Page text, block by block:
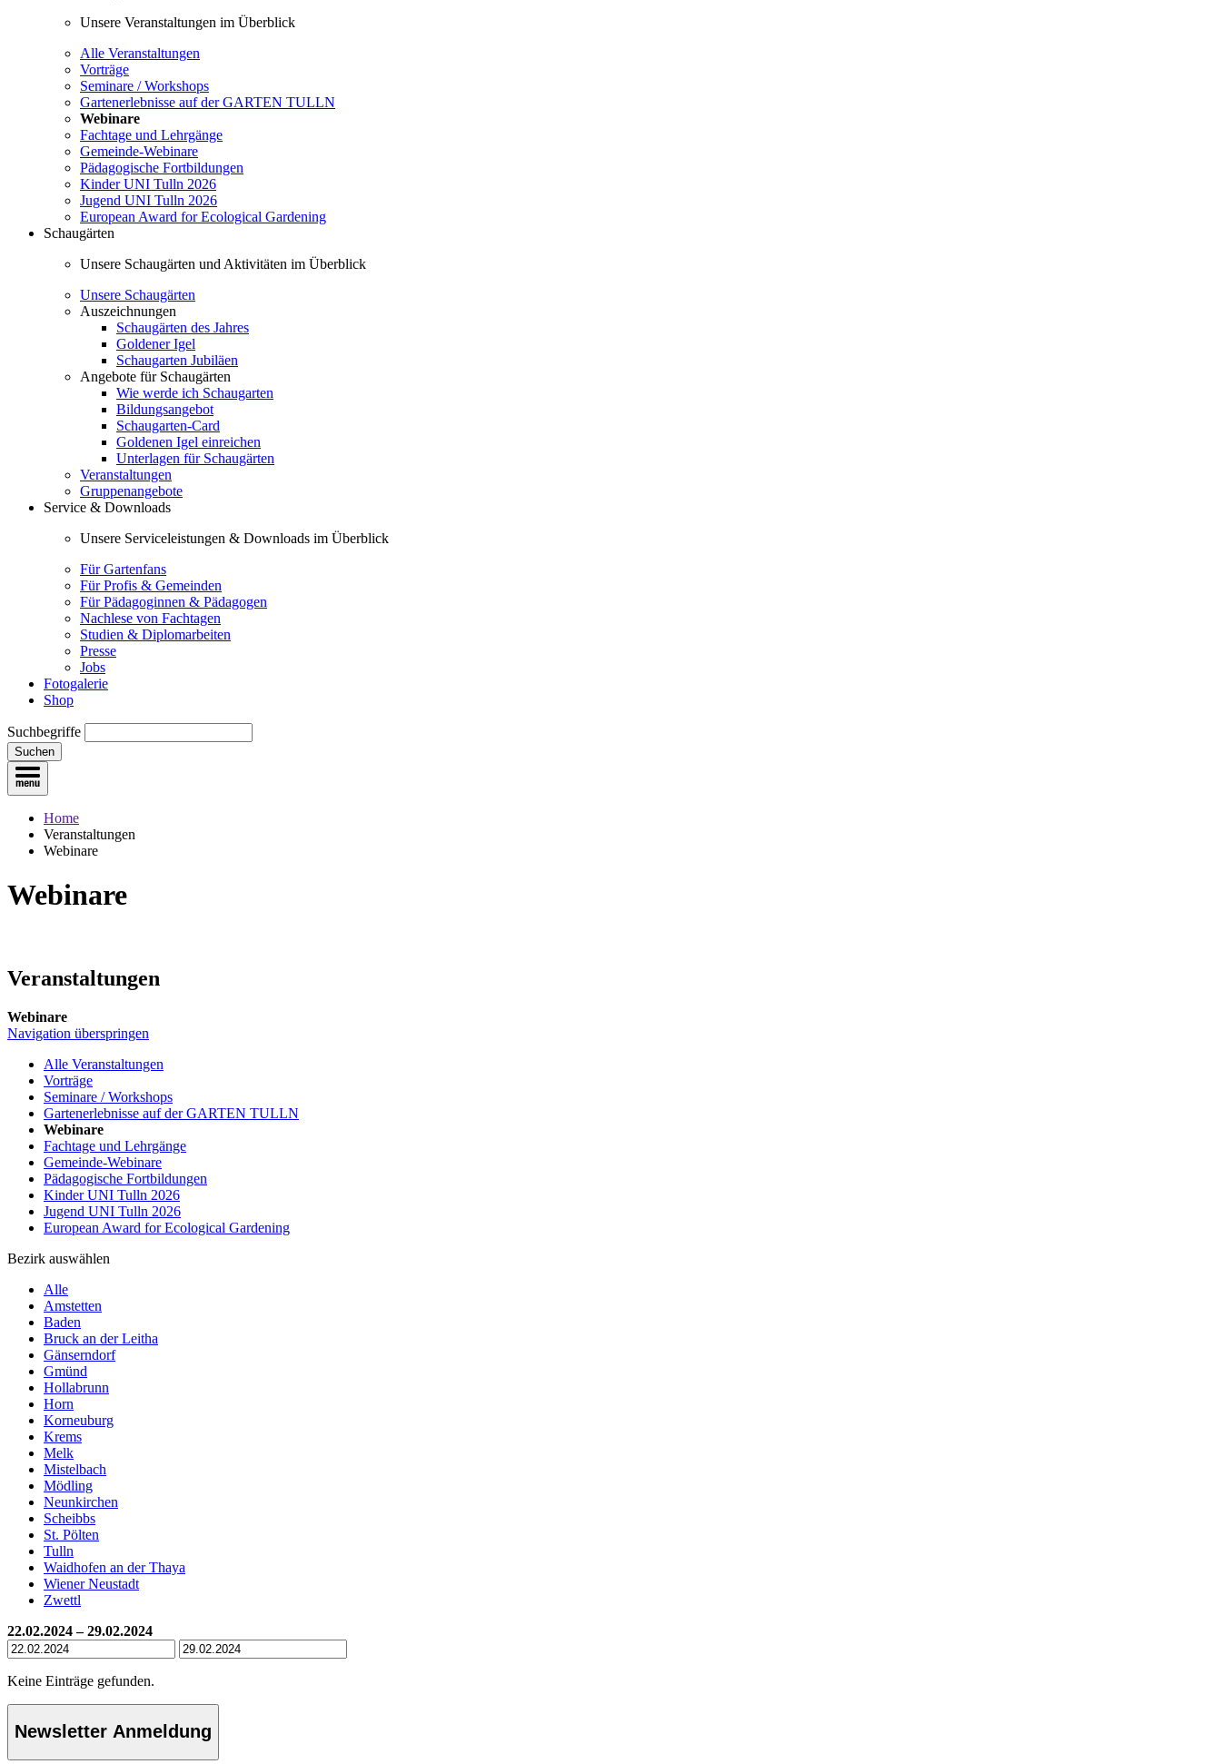
Unsere Veranstaltungen im Überblick
Alle Veranstaltungen
Vorträge
Seminare / Workshops
Gartenerlebnisse auf der GARTEN TULLN
Webinare
Fachtage und Lehrgänge
Gemeinde-Webinare
Pädagogische Fortbildungen
Kinder UNI Tulln 2026
Jugend UNI Tulln 2026
European Award for Ecological Gardening
Schaugärten
Unsere Schaugärten und Aktivitäten im Überblick
Unsere Schaugärten
Auszeichnungen
Schaugärten des Jahres
Goldener Igel
Schaugarten Jubiläen
Angebote für Schaugärten
Wie werde ich Schaugarten
Bildungsangebot
Schaugarten-Card
Goldenen Igel einreichen
Unterlagen für Schaugärten
Veranstaltungen
Gruppenangebote
Service & Downloads
Unsere Serviceleistungen & Downloads im Überblick
Für Gartenfans
Für Profis & Gemeinden
Für Pädagoginnen & Pädagogen
Nachlese von Fachtagen
Studien & Diplomarbeiten
Presse
Jobs
Fotogalerie
Shop
Suchbegriffe
Suchen
Home
Veranstaltungen
Webinare
Webinare
Veranstaltungen
Webinare
Navigation überspringen
Alle Veranstaltungen
Vorträge
Seminare / Workshops
Gartenerlebnisse auf der GARTEN TULLN
Webinare
Fachtage und Lehrgänge
Gemeinde-Webinare
Pädagogische Fortbildungen
Kinder UNI Tulln 2026
Jugend UNI Tulln 2026
European Award for Ecological Gardening
Bezirk auswählen
Alle
Amstetten
Baden
Bruck an der Leitha
Gänserndorf
Gmünd
Hollabrunn
Horn
Korneuburg
Krems
Melk
Mistelbach
Mödling
Neunkirchen
Scheibbs
St. Pölten
Tulln
Waidhofen an der Thaya
Wiener Neustadt
Zwettl
22.02.2024 – 29.02.2024
Keine Einträge gefunden.
Newsletter Anmeldung